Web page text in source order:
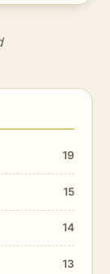
19
15
14
13